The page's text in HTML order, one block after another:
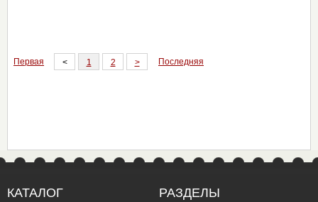
Первая < 1 2 > Последняя
КАТАЛОГ РАЗДЕЛЫ